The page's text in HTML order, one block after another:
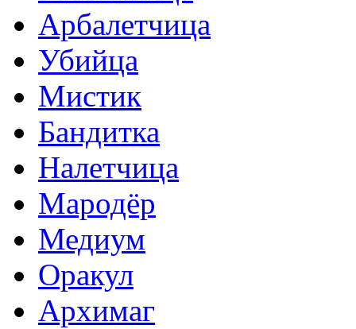
Арбалетчица
Убийца
Мистик
Бандитка
Налетчица
Мародёр
Медиум
Оракул
Архимаг